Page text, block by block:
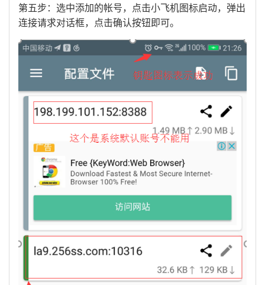
第五步：选中添加的帐号，点击小飞机图标启动，弹出
连接请求对话框，点击确认按钮即可。